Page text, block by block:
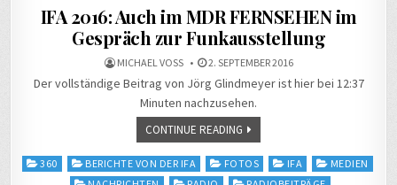
in
IFA 2016: Auch im MDR FERNSEHEN im
Gespräch zur Funkausstellung
MICHAEL VOSS 2. SEPTEMBER 2016
Der vollständige Beitrag von Jörg Glindmeyer ist hier bei 12:37
Minuten nachzusehen.
CONTINUE READING
Posted
360 BERICHTE VON DER IFA FOTOS IFA
MEDIEN